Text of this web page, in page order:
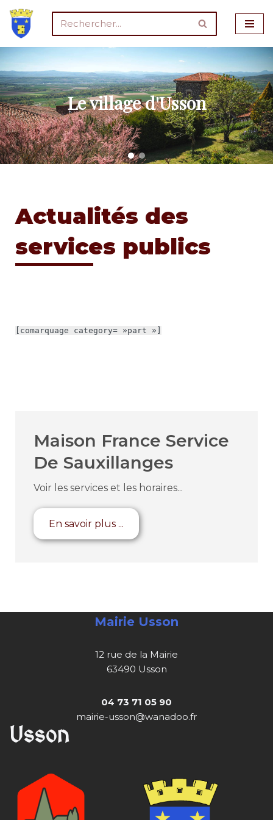
Aller
au
contenu
Le village d'Usson
Actualités des
services publics
[comarquage category= »part »]
Maison France Service
De Sauxillanges
Voir les services et les horaires...
En savoir plus ...
Mairie Usson
12 rue de la Mairie
63490 Usson
04 73 71 05 90
mairie-usson@wanadoo.fr
Usson